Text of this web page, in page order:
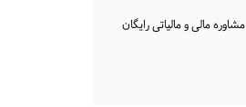
مشاوره مالی و مالیاتی رایگان